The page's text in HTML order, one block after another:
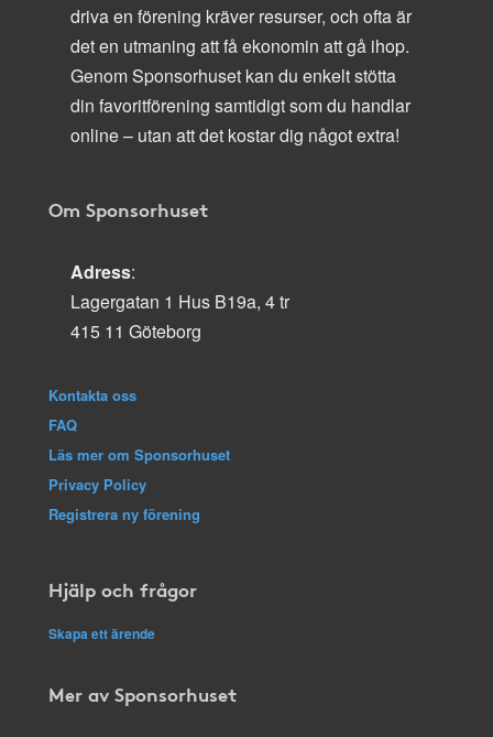
driva en förening kräver resurser, och ofta är
det en utmaning att få ekonomin att gå ihop.
Genom Sponsorhuset kan du enkelt stötta
din favoritförening samtidigt som du handlar
online – utan att det kostar dig något extra!
Om Sponsorhuset
Adress:
Lagergatan 1 Hus B19a, 4 tr
415 11 Göteborg
Kontakta oss
FAQ
Läs mer om Sponsorhuset
Privacy Policy
Registrera ny förening
Hjälp och frågor
Skapa ett ärende
Mer av Sponsorhuset